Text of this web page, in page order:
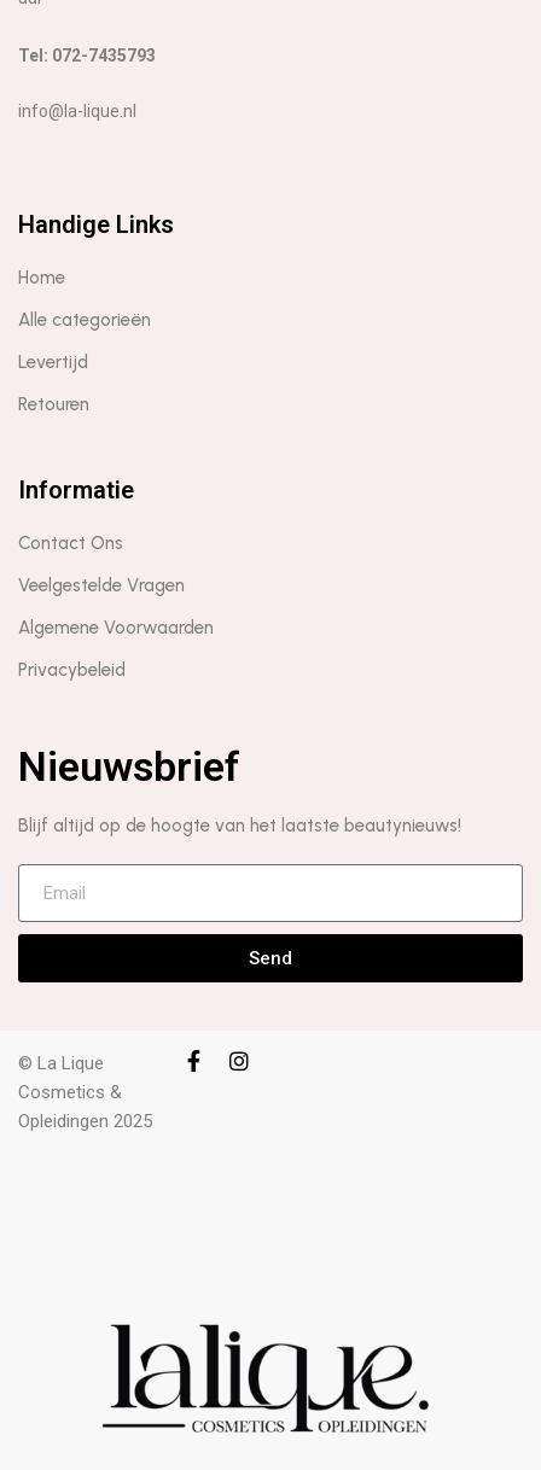
Tel: 072-7435793
info@la-lique.nl
Handige Links
Home
Alle categorieën
Levertijd
Retouren
Informatie
Contact Ons
Veelgestelde Vragen
Algemene Voorwaarden
Privacybeleid
Nieuwsbrief
Blijf altijd op de hoogte van het laatste beautynieuws!
Send
© La Lique
Cosmetics &
Opleidingen 2025